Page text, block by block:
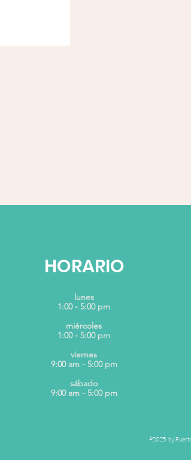
HORARIO
lunes
1:00 - 5:00 pm
miércoles
1:00 - 5:00 pm
viernes
9:00 am - 5:00 pm
sábado
9:00 am - 5:00 pm
©2025 by